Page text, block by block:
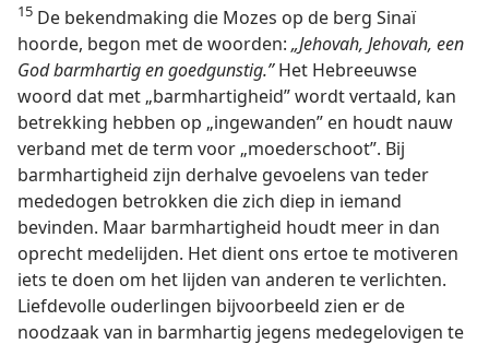
15 De bekendmaking die Mozes op de berg Sinaï
hoorde, begon met de woorden: „Jehovah, Jehovah, een
God barmhartig en goedgunstig.”Het Hebreeuwse
woord dat met „barmhartigheid” wordt vertaald, kan
betrekking hebben op „ingewanden” en houdt nauw
verband met de term voor „moederschoot”. Bij
barmhartigheid zijn derhalve gevoelens van teder
mededogen betrokken die zich diep in iemand
bevinden. Maar barmhartigheid houdt meer in dan
oprecht medelijden. Het dient ons ertoe te motiveren
iets te doen om het lijden van anderen te verlichten.
Liefdevolle ouderlingen bijvoorbeeld zien er de
noodzaak van in barmhartig jegens medegelovigen te